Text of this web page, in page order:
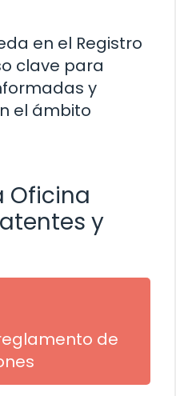
en el Registro
clave para
y
el ámbito
Oficina
y
de